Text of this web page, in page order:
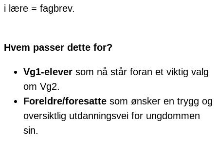
i lære = fagbrev.
Hvem passer dette for?
Vg1-elever som nå står foran et viktig valg
om Vg2.
Foreldre/foresatte som ønsker en trygg og
oversiktlig utdanningsvei for ungdommen
sin.